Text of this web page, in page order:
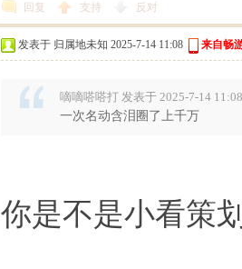
回复 支持 反对
发表于 归属地未知 2025-7-14 11:08 来自畅
嘀嘀嗒嗒打 发表于 2025-7-14 11:08
一次名动含泪圈了上千万
你是不是小看策